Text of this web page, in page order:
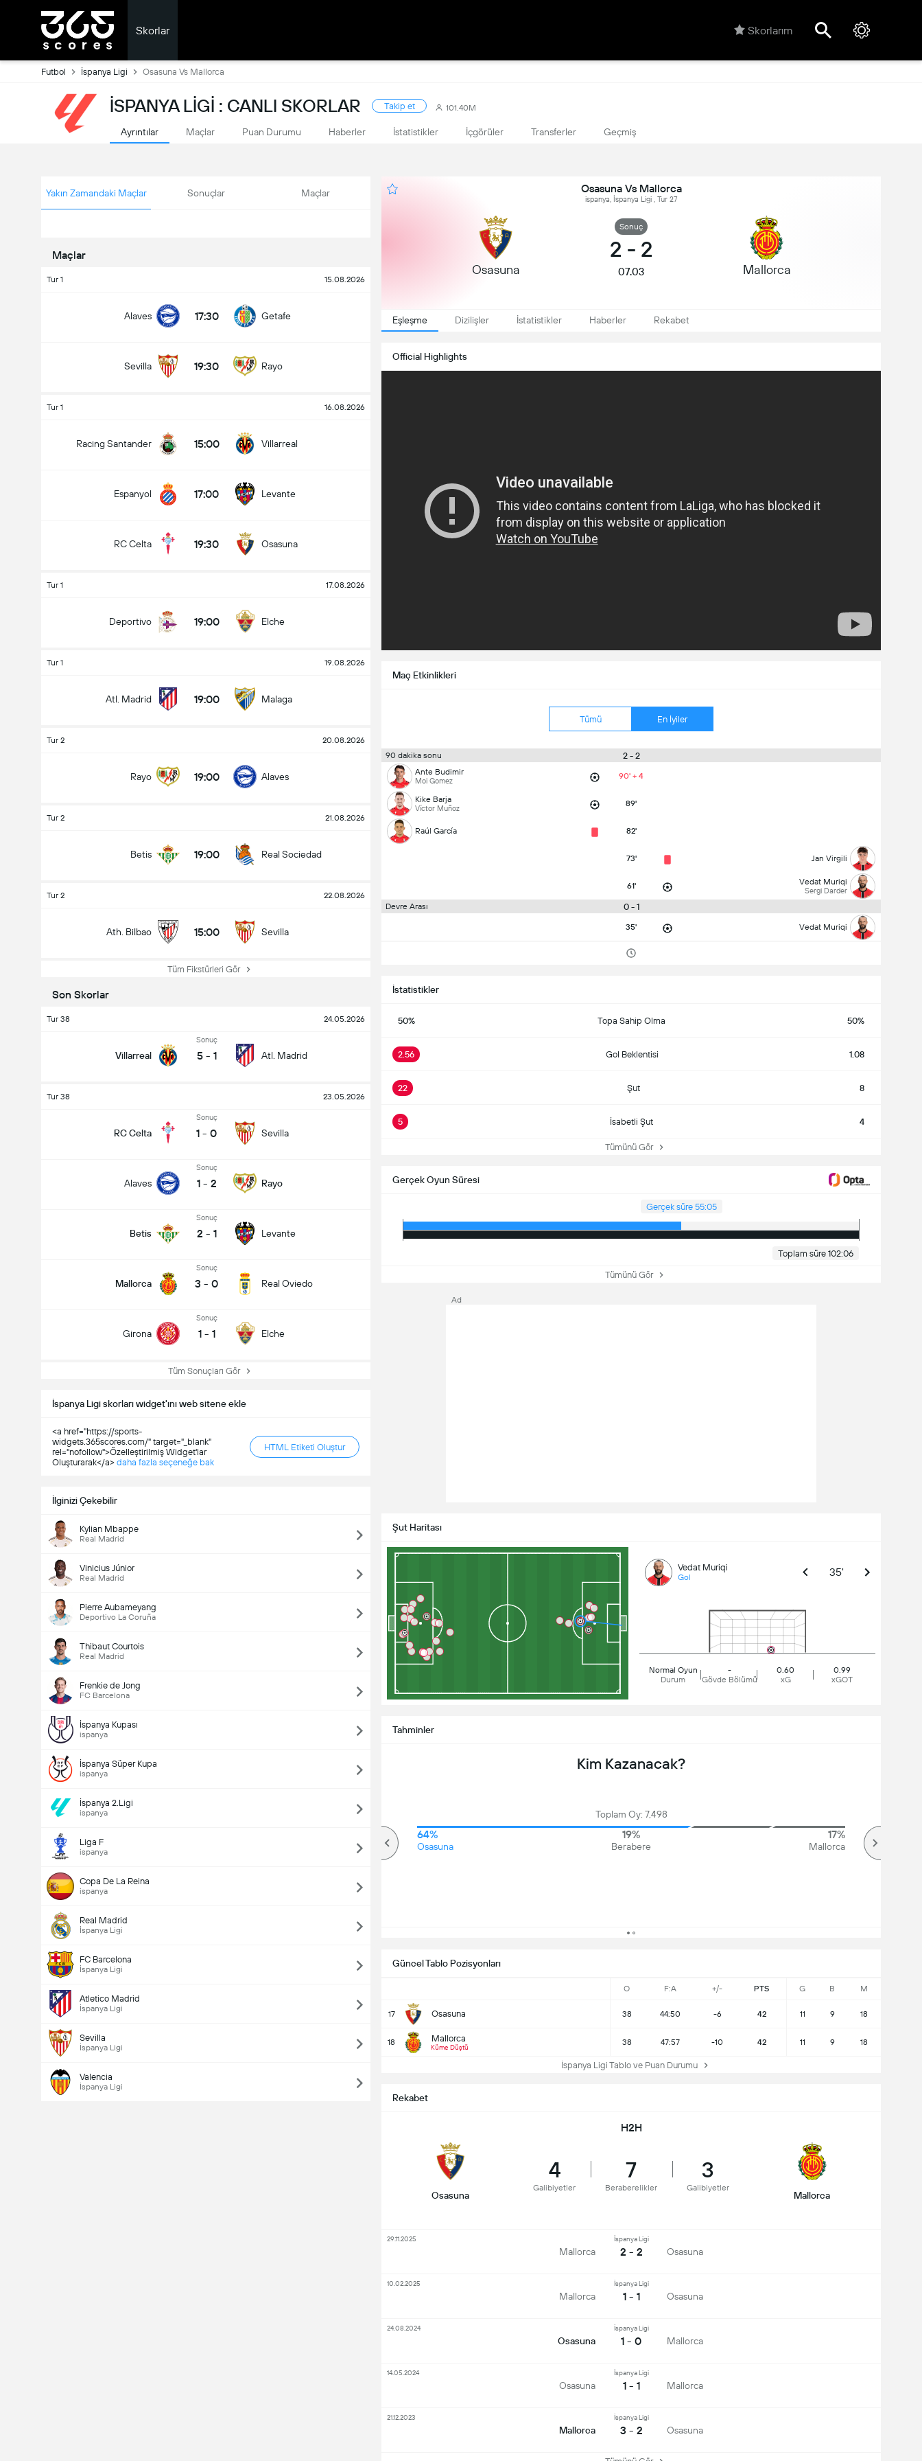
Skorlar Skorlarım
Futbol İspanya Ligi Osasuna Vs Mallorca
İSPANYA LIGI : CANLI SKORLAR Takip et 101.40M
Ayrıntılar Maçlar Puan Durumu Haberler İstatistikler İçgörüler Transferler Geçmiş
Yakın Zamandaki Maçlar Sonuçlar Maçlar
Maçlar
Tur 1 15.08.2026
Alaves 17:30 Getafe
Sevilla 19:30 Rayo
Tur 1 16.08.2026
Racing Santander 15:00 Villarreal
Espanyol 17:00 Levante
RC Celta 19:30 Osasuna
Tur 1 17.08.2026
Deportivo 19:00 Elche
Tur 1 19.08.2026
Atl. Madrid 19:00 Malaga
Tur 2 20.08.2026
Rayo 19:00 Alaves
Tur 2 21.08.2026
Betis 19:00 Real Sociedad
Tur 2 22.08.2026
Ath. Bilbao 15:00 Sevilla
Tüm Fikstürleri Gör
Son Skorlar
Tur 38 24.05.2026
Villarreal
Sonuç
5 - 1 Atl. Madrid
Tur 38 23.05.2026
RC Celta
Sonuç
1 - 0 Sevilla
Alaves
Sonuç
1 - 2 Rayo
Betis
Sonuç
2 - 1 Levante
Mallorca
Sonuç
3 - 0 Real Oviedo
Girona
Sonuç
1 - 1 Elche
Tüm Sonuçları Gör
İspanya Ligi skorları widget'ını web sitene ekle
<a href="https://sports-
widgets.365scores.com/" target="_blank"
rel="nofollow">Özelleştirilmiş Widget'lar
Oluşturarak</a> daha fazla seçeneğe bak
HTML Etiketi Oluştur
İlginizi Çekebilir
Kylian Mbappe
Real Madrid
Vinicius Júnior
Real Madrid
Pierre Aubameyang
Deportivo La Coruña
Thibaut Courtois
Real Madrid
Frenkie de Jong
FC Barcelona
İspanya Kupası
ispanya
İspanya Süper Kupa
ispanya
İspanya 2.Ligi
ispanya
Liga F
ispanya
Copa De La Reina
ispanya
Real Madrid
İspanya Ligi
FC Barcelona
İspanya Ligi
Atletico Madrid
İspanya Ligi
Sevilla
İspanya Ligi
Valencia
İspanya Ligi
Osasuna Vs Mallorca
ispanya, İspanya Ligi , Tur 27
Osasuna
Sonuç
2 - 2
07.03 Mallorca
Eşleşme Dizilişler İstatistikler Haberler Rekabet
Official Highlights
Maç Etkinlikleri
Tümü En İyiler
90 dakika sonu 2 - 2
Ante Budimir
Moi Gomez 90' + 4
Kike Barja
Víctor Muñoz 89'
Raúl García 82'
73' Jan Virgili
61' Vedat Muriqi
Sergi Darder
Devre Arası 0 - 1
35' Vedat Muriqi
İstatistikler
50% Topa Sahip Olma 50%
2.56 Gol Beklentisi 1.08
22 Şut 8
5 İsabetli Şut 4
Tümünü Gör
Gerçek Oyun Süresi
Gerçek süre 55:05
Toplam süre 102:06
Tümünü Gör
Şut Haritası
Vedat Muriqi
Gol 35'
Normal Oyun
Durum
-
Gövde Bölümü
0.60
xG
0.99
xGOT
Güncel Tablo Pozisyonları
O F:A +/- PTS G B M
17 Osasuna 38 44:50 -6 42 11 9 18
18 Mallorca
Küme Düştü
38 47:57 -10 42 11 9 18
İspanya Ligi Tablo ve Puan Durumu
Tahminler
Kim Kazanacak?
Toplam Oy: 7,498
64%
Osasuna
19%
Berabere
17%
Mallorca
Maçtaki Toplam Gol (2.5)
Toplam Oy: 643
Rekabet
H2H
Osasuna
4
Galibiyetler
7
Beraberelikler
3
Galibiyetler
Mallorca
Mallorca
İspanya Ligi
2 - 2 Osasuna
29.11.2025
Mallorca
İspanya Ligi
1 - 1 Osasuna
10.02.2025
Osasuna
İspanya Ligi
1 - 0 Mallorca
24.08.2024
Osasuna
İspanya Ligi
1 - 1 Mallorca
14.05.2024
Mallorca
İspanya Ligi
3 - 2 Osasuna
21.12.2023
Ad